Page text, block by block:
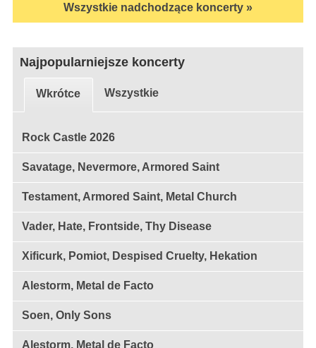
Wszystkie nadchodzące koncerty »
Najpopularniejsze koncerty
Wkrótce Wszystkie
Rock Castle 2026
Savatage, Nevermore, Armored Saint
Testament, Armored Saint, Metal Church
Vader, Hate, Frontside, Thy Disease
Xificurk, Pomiot, Despised Cruelty, Hekation
Alestorm, Metal de Facto
Soen, Only Sons
Alestorm, Metal de Facto